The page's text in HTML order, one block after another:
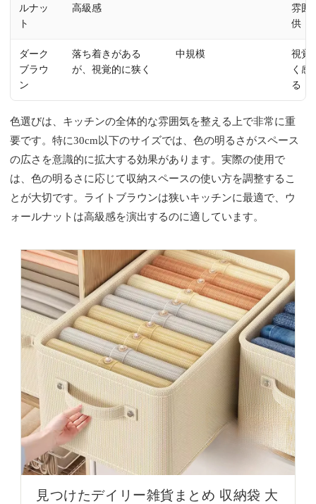
ルナッ
ト
高級感
雰囲
供
ダーク
ブラウ
ン
落ち着きがある
が、視覚的に狭く
中規模
視覚
く感
る
色選びは、キッチンの全体的な雰囲気を整える上で非常に重
要です。特に30cm以下のサイズでは、色の明るさがスペース
の広さを意識的に拡大する効果があります。実際の使用で
は、色の明るさに応じて収納スペースの使い方を調整するこ
とが大切です。ライトブラウンは狭いキッチンに最適で、ウ
ォールナットは高級感を演出するのに適しています。
見つけたデイリー雑貨まとめ 収納袋 大